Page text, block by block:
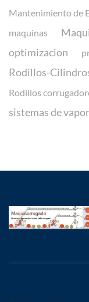
Mantenimiento de
maquinas
optimizacion
Rodillos-
Rodillos
sistemas de vapor